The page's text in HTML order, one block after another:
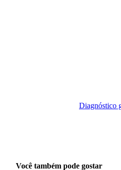
Diagnóstico
Você também pode gostar